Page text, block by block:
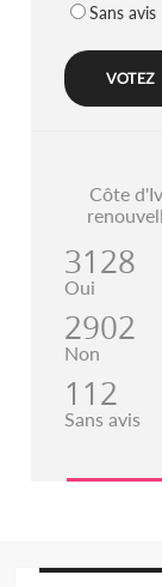
Sans avis
Côte
3128
Oui
2902
Non
112
Sans avis